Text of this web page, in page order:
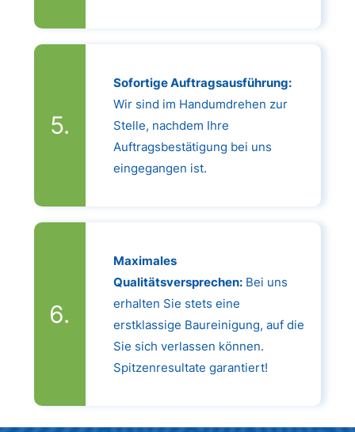
Sofortige Auftragsausführung:
Wir sind im Handumdrehen zur
Stelle, nachdem Ihre
Auftragsbestätigung bei uns
eingegangen ist.
Maximales
Qualitätsversprechen:Bei uns
erhalten Sie stets eine
erstklassige Baureinigung, auf die
Sie sich verlassen können.
Spitzenresultate garantiert!